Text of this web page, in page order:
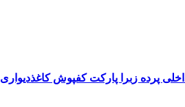
پرده زبرا پارکت کفپوش کاغذدیواری